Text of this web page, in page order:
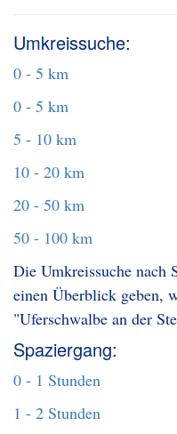
Umkreissuche:
0 - 5 km
0 - 5 km
5 - 10 km
10 - 20 km
20 - 50 km
50 - 100 km
Die Umkreissuche nach
einen Überblick geben,
"Uferschwalbe an der
Spaziergang:
0 - 1 Stunden
1 - 2 Stunden